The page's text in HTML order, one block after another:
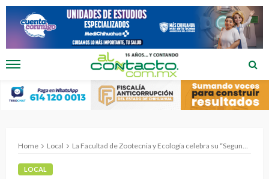
Home Local La Facultad de Zootecnia y Ecología celebra su “Segunda Semana de la Ciencia”
LOCAL